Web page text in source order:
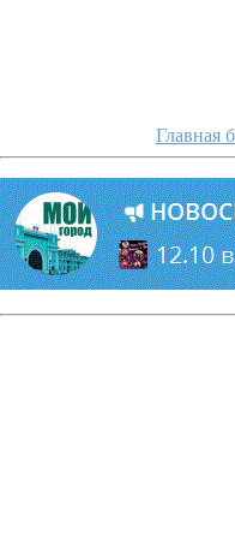
Главная